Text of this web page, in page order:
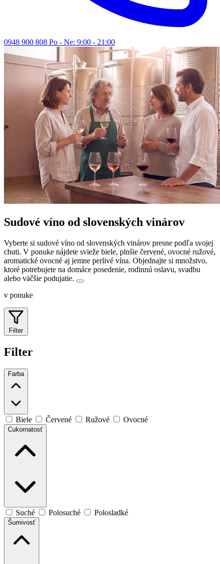
0948 900 808 Po - Ne: 9:00 - 21:00
Sudové víno od slovenských vinárov
Vyberte si sudové víno od slovenských vinárov presne podľa svojej
chuti. V ponuke nájdete svieže biele, plnšie červené, ovocné ružové,
aromatické ovocné aj jemne perlivé vína. Objednajte si množstvo,
ktoré potrebujete na domáce posedenie, rodinnú oslavu, svadbu
alebo väčšie podujatie.
v ponuke
Filter
Filter
Farba
Biele Červené Ružové Ovocné
Cukornatosť
Suché Polosuché Polosladké
Šumivosť